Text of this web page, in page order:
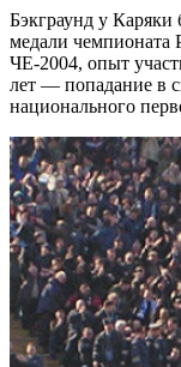
Бэкграунд у
медали чемпионата
ЧЕ-2004, опыт
лет — попадание в
национального